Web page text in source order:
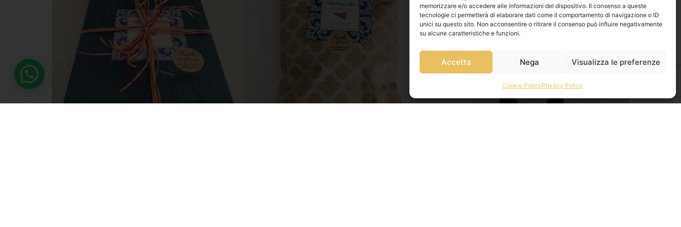
memorizzare e/o accedere alle informazioni del dispositivo. Il consenso a queste
tecnologie ci permetterà di elaborare dati come il comportamento di navigazione o ID
unici su questo sito. Non acconsentire o ritirare il consenso può influire negativamente
su alcune caratteristiche e funzioni.
Accetta Nega Visualizza le preferenze
Cookie PolicyPrivacy Policy